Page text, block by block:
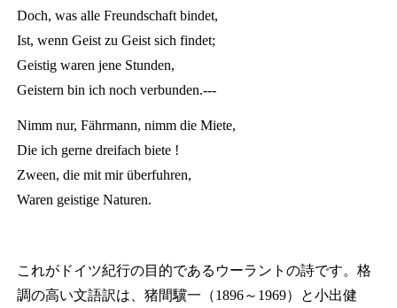
Doch, was alle Freundschaft bindet,
Ist, wenn Geist zu Geist sich findet;
Geistig waren jene Stunden,
Geistern bin ich noch verbunden.---
Nimm nur, Fährmann, nimm die Miete,
Die ich gerne dreifach biete !
Zween, die mit mir überfuhren,
Waren geistige Naturen.
これがドイツ紀行の目的であるウーラントの詩です。格
調の高い文語訳は、猪間驥一（1896～1969）と小出健